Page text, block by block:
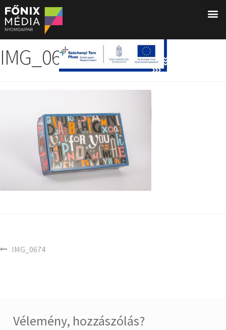
IMG_0674
IMG_0674
Vélemény, hozzászólás?